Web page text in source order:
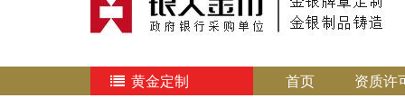
黄金定制 首页 资质许